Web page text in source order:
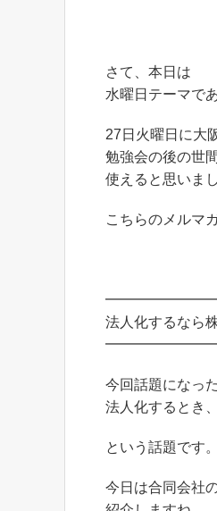
さて、本日は
水曜日テーマで
27日火曜日に大
勉強会の後の世
使えると思いま
こちらのメルマ
法人化するなら
今回話題になっ
法人化するとき
という話題です。
今日は合同会社